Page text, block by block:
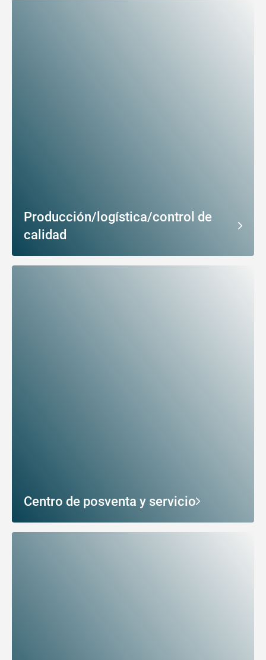
Producción/logística/control de
calidad
Centro de posventa y servicio